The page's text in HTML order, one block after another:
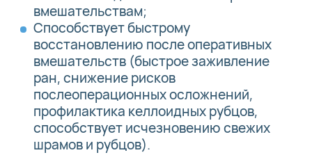
вмешательствам;
Способствует быстрому
восстановлению после оперативных
вмешательств (быcтpoе зaживлeние
ран, снижение рисков
послеоперационных осложнений,
профилактика келлоидных рубцов,
способствует исчезновению свежих
шрамов и рубцов).